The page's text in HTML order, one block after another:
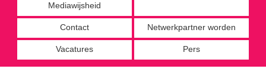
Mediawijsheid
Contact Netwerkpartner worden
Vacatures Pers